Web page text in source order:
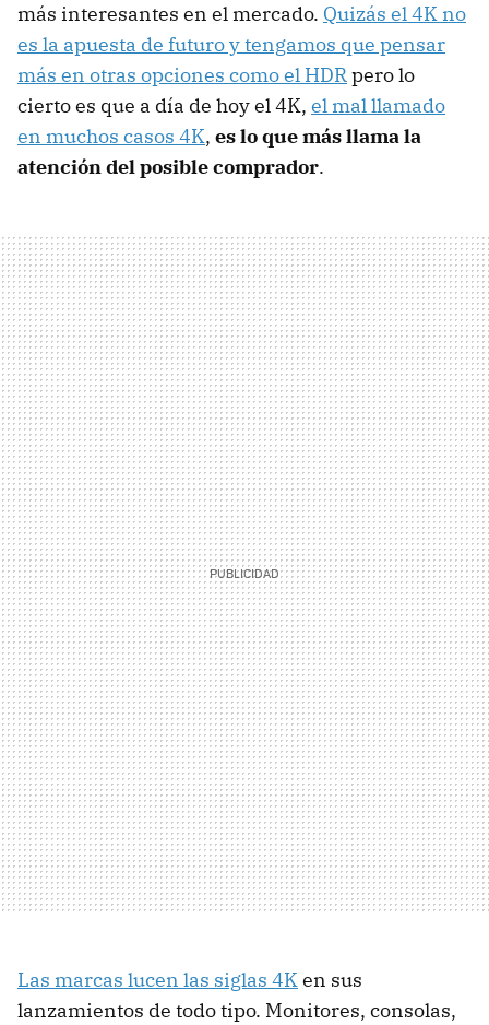
más interesantes en el mercado. Quizás el 4K no
es la apuesta de futuro y tengamos que pensar
más en otras opciones como el HDRpero lo
cierto es que a día de hoy el 4K, el mal llamado
en muchos casos 4K, es lo que más llama la
atención del posible comprador.
Las marcas lucen las siglas 4Ken sus
lanzamientos de todo tipo. Monitores, consolas,